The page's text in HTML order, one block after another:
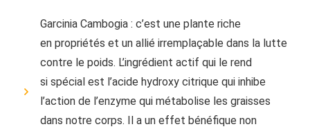
Garcinia Cambogia : c’est une plante riche
en propriétés et un allié irremplaçable dans la lutte
contre le poids. L’ingrédient actif qui le rend
si spécial est l’acide hydroxy citrique qui inhibe
l’action de l’enzyme qui métabolise les graisses
dans notre corps. Il a un effet bénéfique non